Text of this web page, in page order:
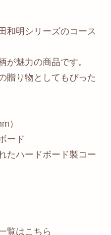
和明シリーズのコース
魅力の商品です。
贈り物としてもぴった
）
ード
たハードボード製コー
はこちら